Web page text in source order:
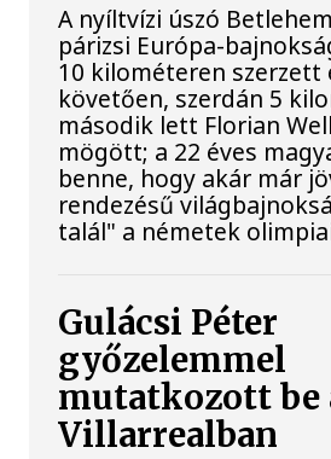
A nyíltvízi úszó
párizsi Európa-
10 kilométeren szerzett
követően, szerdán 5
második lett Florian
mögött; a 22 éves
benne, hogy akár már
rendezésű
talál" a németek
Gulácsi Péter
győzelemmel
mutatkozott be
Villarrealban